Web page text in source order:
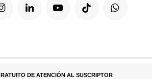
DE ATENCIÓN AL SUSCRIPTOR